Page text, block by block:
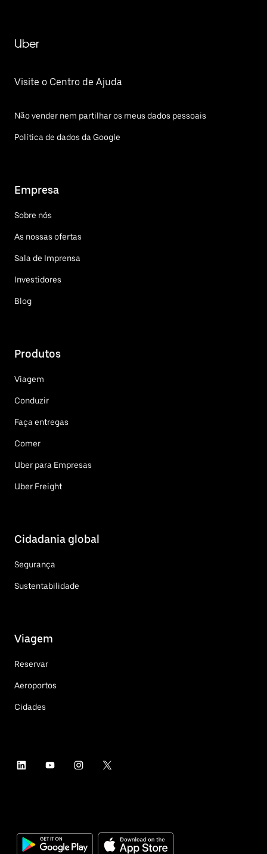
Uber
Visite o Centro de Ajuda
Não vender nem partilhar os meus dados pessoais
Política de dados da Google
Empresa
Sobre nós
As nossas ofertas
Sala de Imprensa
Investidores
Blog
Produtos
Viagem
Conduzir
Faça entregas
Comer
Uber para Empresas
Uber Freight
Cidadania global
Segurança
Sustentabilidade
Viagem
Reservar
Aeroportos
Cidades